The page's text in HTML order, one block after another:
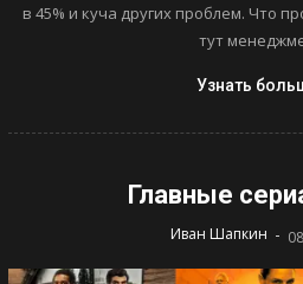
в 45% и куча других проблем. Что
тут
Узнать
Главные
Иван Шапкин -